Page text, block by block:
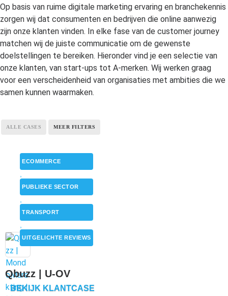
Op basis van ruime digitale marketing ervaring en branchekennis
zorgen wij dat consumenten en bedrijven die online aanwezig
zijn onze klanten vinden. In elke fase van de customer journey
matchen wij de juiste communicatie om de gewenste
doelstellingen te bereiken. Hieronder vind je een selectie van
onze klanten, van start-ups tot A-merken. Wij werken graag
voor een verscheidenheid van organisaties met ambities die we
samen kunnen waarmaken.
ALLE CASES MEER FILTERS
ECOMMERCE
PUBLIEKE SECTOR
TRANSPORT
UITGELICHTE REVIEWS
Qbuzz | U-OV
BEKIJK KLANTCASE